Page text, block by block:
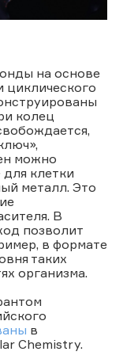
на основе
циклического
колец
можно
клетки
металл. Это
В
позволит
в формате
таких
организма.
в
Chemistry.